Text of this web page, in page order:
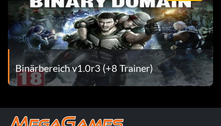
Binärbereich v1.0r3 (+8 Trainer)